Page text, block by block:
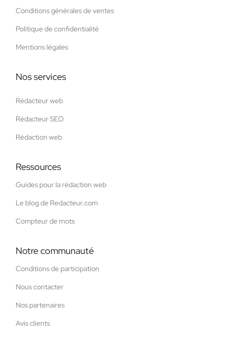
Conditions générales de ventes
Politique de confidentialité
Mentions légales
Nos services
Rédacteur web
Rédacteur SEO
Rédaction web
Ressources
Guides pour la rédaction web
Le blog de Redacteur.com
Compteur de mots
Notre communauté
Conditions de participation
Nous contacter
Nos partenaires
Avis clients